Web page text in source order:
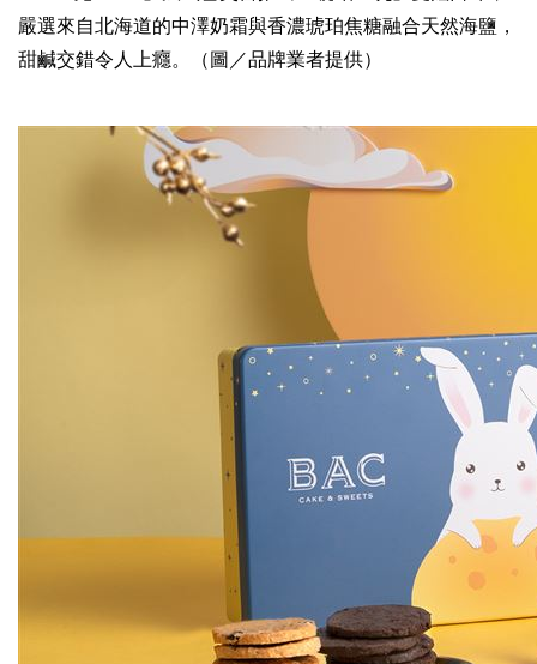
嚴選來自北海道的中澤奶霜與香濃琥珀焦糖融合天然海鹽，
甜鹹交錯令人上癮。（圖／品牌業者提供）